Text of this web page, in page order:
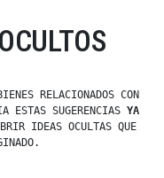
RELACIONADOS CON
ESTAS SUGERENCIAS YA
IDEAS OCULTAS QUE